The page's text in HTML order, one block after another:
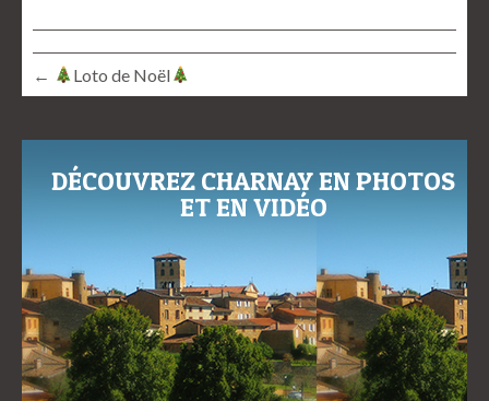
← Loto de Noël
DÉCOUVREZ CHARNAY EN PHOTOS
ET EN VIDÉO